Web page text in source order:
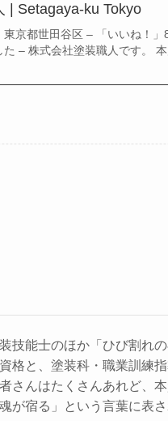
| Setagaya-ku Tokyo
東京都世田谷区 – 「いいね！
た – 株式会社塗装職人です。
技能士のほか「ひび割れ
格と、塗装科・職業訓練
さんはたくさんあれど、
が宿る」という言葉に表